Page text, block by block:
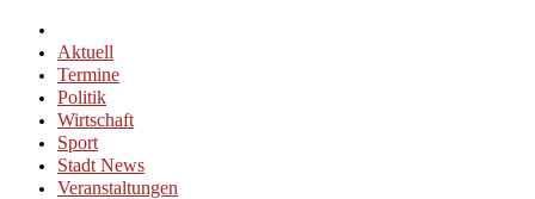
Aktuell
Termine
Politik
Wirtschaft
Sport
Stadt News
Veranstaltungen